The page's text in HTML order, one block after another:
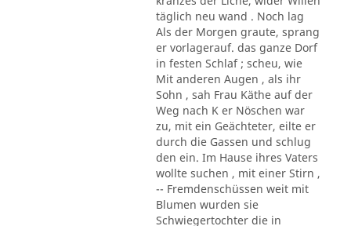
täglich neu wand . Noch lag
Als der Morgen graute, sprang
er vorlagerauf. das ganze Dorf
in festen Schlaf ; scheu, wie
Mit anderen Augen , als ihr
Sohn , sah Frau Käthe auf der
Weg nach K er Nöschen war
zu, mit ein Geächteter, eilte er
durch die Gassen und schlug
den ein. Im Hause ihres Vaters
wollte suchen , mit einer Stirn ,
-- Fremdenschüssen weit mit
Blumen wurden sie
Schwiegertochter die in